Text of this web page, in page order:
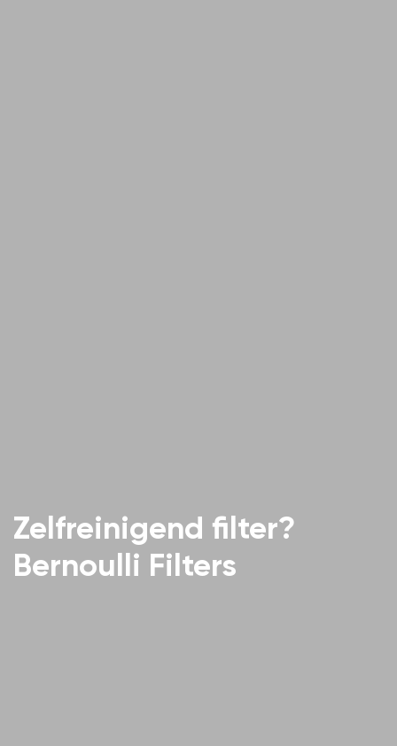
Zelfreinigend filter?
Bernoulli Filters